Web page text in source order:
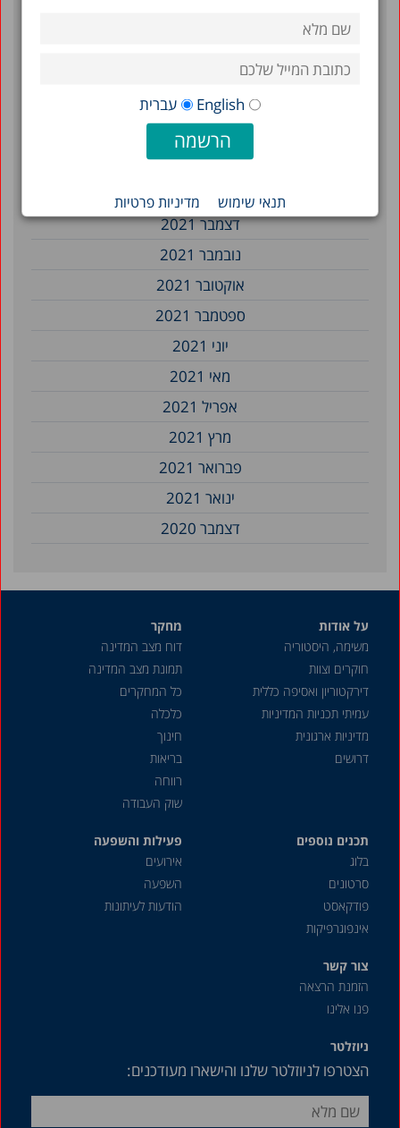
English עברית
תנאי שימוש מדיניות פרטיות
אפריל 2022
מרץ 2022
פברואר 2022
ינואר 2022
דצמבר 2021
נובמבר 2021
אוקטובר 2021
ספטמבר 2021
יוני 2021
מאי 2021
אפריל 2021
מרץ 2021
פברואר 2021
ינואר 2021
דצמבר 2020
על אודות
משימה, היסטוריה
חוקרים וצוות
דירקטוריון ואסיפה כללית
עמיתי תכניות המדיניות
מדיניות ארגונית
דרושים
מחקר
דוח מצב המדינה
תמונת מצב המדינה
כל המחקרים
כלכלה
חינוך
בריאות
רווחה
שוק העבודה
תכנים נוספים
בלוג
סרטונים
פודקאסט
אינפוגרפיקות
פעילות והשפעה
אירועים
השפעה
הודעות לעיתונות
צור קשר
הזמנת הרצאה
פנו אלינו
ניוזלטר
הצטרפו לניוזלטר שלנו והישארו מעודכנים: